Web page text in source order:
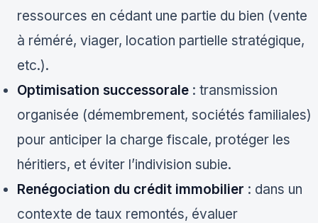
ressources en cédant une partie du bien (vente
à réméré, viager, location partielle stratégique,
etc.).
Optimisation successorale : transmission
organisée (démembrement, sociétés familiales)
pour anticiper la charge fiscale, protéger les
héritiers, et éviter l’indivision subie.
Renégociation du crédit immobilier : dans un
contexte de taux remontés, évaluer